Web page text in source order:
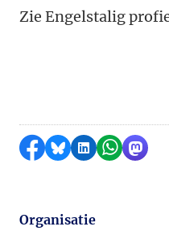
Zie Engelstalig
Delen op Facebook
Delen via Bluesky
Delen opDelen via
Organisatie